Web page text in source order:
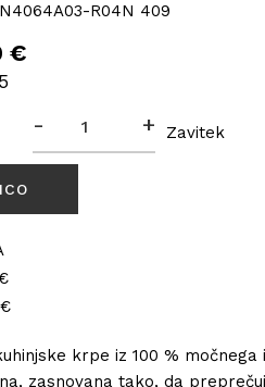
R04N 409
€
- + Zavitek
krpe iz 100 %
zasnovana tako, da